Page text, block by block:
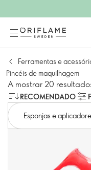
Ferramentas e
Pincéis de maquilhagem
A mostrar 20
RECOMENDADO
Esponjas e